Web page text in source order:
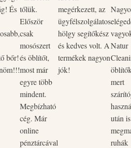
a vasalást
állatkísérlet mentes, pálmaolaj
klórmentes, parabénmentes,
összetevőkből készült (kukoricaolaj,
anyagokat tartalmaz.
És
bőr!
tőlük.
Először
csak
mosószert
és öblítőt,
most már
egyre több
mindent.
Megbízható
cég. Már
online
pénztárcával
megérkezett, az
ügyfélszolgálatos
hölgy segítőkész
és kedves volt. A
termékek nagyon
jók!
Natur
mert
után is
ruhák